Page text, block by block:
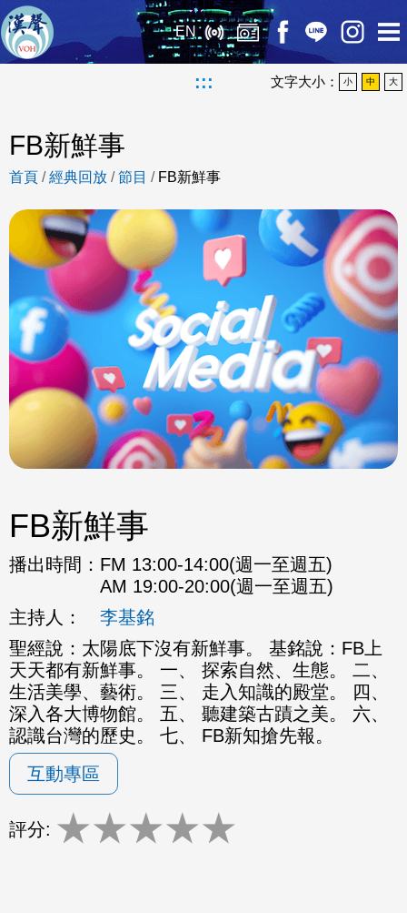
EN
::: 文字大小： 小 中 大
FB新鮮事
首頁 /經典回放 /節目 / FB新鮮事
FB新鮮事
播出時間： FM 13:00-14:00(週一至週五)
AM 19:00-20:00(週一至週五)
主持人：
李基銘
聖經說：太陽底下沒有新鮮事。 基銘說：FB上
天天都有新鮮事。 一、 探索自然、生態。 二、
生活美學、藝術。 三、 走入知識的殿堂。 四、
深入各大博物館。 五、 聽建築古蹟之美。 六、
認識台灣的歷史。 七、 FB新知搶先報。
互動專區
評分: ★★★★★